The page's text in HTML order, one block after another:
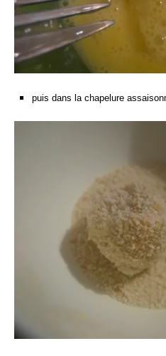
puis dans la chapelure